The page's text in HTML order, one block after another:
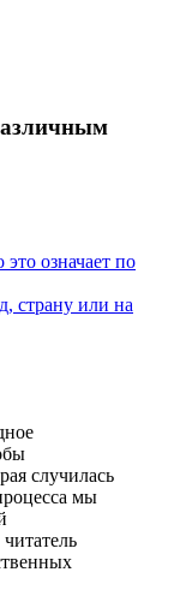
означает по
страну или на
случилась
мы